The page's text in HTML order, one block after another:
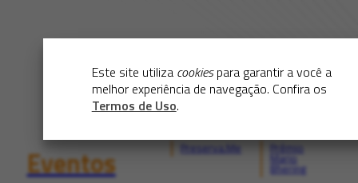
Este site utiliza cookiespara garantir a você a
melhor experiência de navegação. Confira os
Termos de Uso.
Eventos Bhering